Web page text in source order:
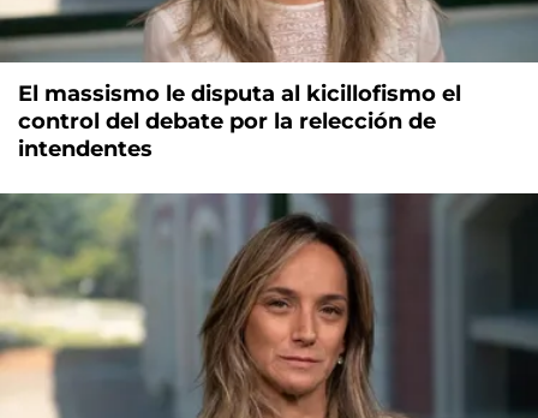
El massismo le disputa al kicillofismo el
control del debate por la relección de
intendentes